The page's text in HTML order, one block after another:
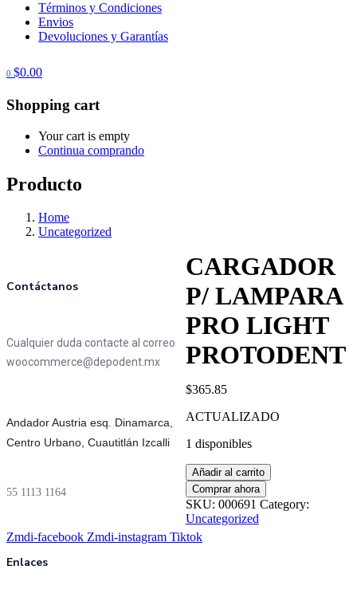
Términos y Condiciones
Envios
Devoluciones y Garantías
0 $0.00
Shopping cart
Your cart is empty
Continua comprando
Producto
Home
Uncategorized
CARGADOR
P/ LAMPARA
PRO LIGHT
PROTODENT
$365.85
ACTUALIZADO
1 disponibles
CARGADOR
P/
LAMPARA
PRO
LIGHT
PROTODENT
Añadir al carrito
Comprar ahora
SKU: 000691 Category:
Uncategorized
Contáctanos
Cualquier duda contacte al correo
woocommerce@depodent.mx
Andador Austria esq. Dinamarca,
Centro Urbano, Cuautitlán Izcalli
55 1113 1164
Zmdi-facebook Zmdi-instagram Tiktok
Enlaces